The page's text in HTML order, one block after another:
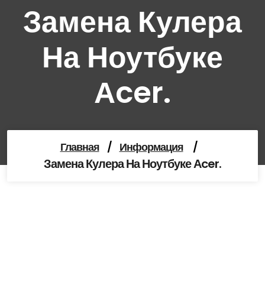
Замена Кулера
На Ноутбуке
Аcer.
Главная / Информация /
Замена Кулера На Ноутбуке Аcer.